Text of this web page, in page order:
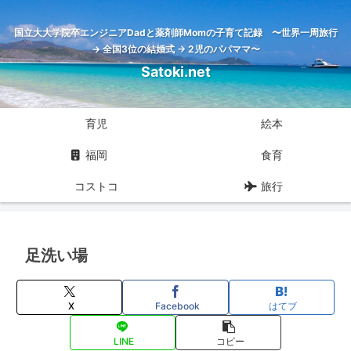
国立大大学院卒エンジニアDadと薬剤師Momの子育て記録 〜世界一周旅行
→ 全国3位の結婚式 → 2児のパパママ〜
Satoki.net
育児 絵本
福岡 食育
コストコ 旅行
足洗い場
X Facebook はてブ
LINE コピー